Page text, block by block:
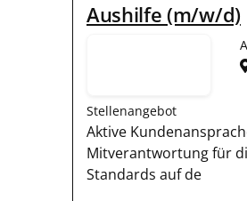
Aushilfe (m/w/d)
Stellenangebot
Aktive
Mitverantwortung für
Standards auf de